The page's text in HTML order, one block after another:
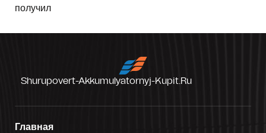
получил
Shurupovert-Akkumulyatornyj-Kupit.ru
Главная